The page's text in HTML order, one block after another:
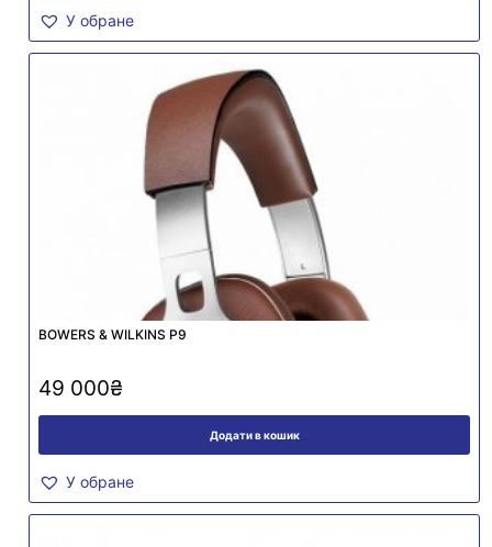
У обране
BOWERS & WILKINS P9
49 000₴
Додати в кошик
У обране